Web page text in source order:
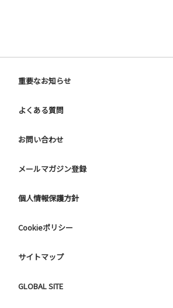
重要なお知らせ
よくある質問
お問い合わせ
メールマガジン登録
個人情報保護方針
Cookieポリシー
サイトマップ
GLOBAL SITE